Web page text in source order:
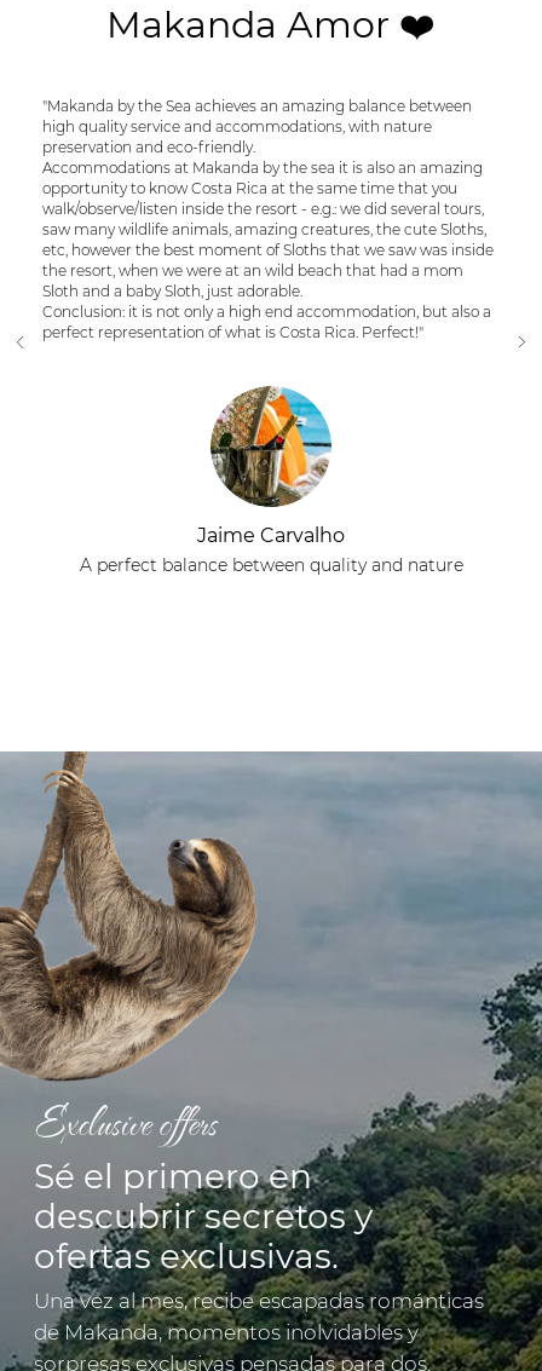
Makanda Amor ❤️
"Makanda by the Sea achieves an amazing balance between
high quality service and accommodations, with nature
preservation and eco-friendly.
Accommodations at Makanda by the sea it is also an amazing
opportunity to know Costa Rica at the same time that you
walk/observe/listen inside the resort - e.g.: we did several tours,
saw many wildlife animals, amazing creatures, the cute Sloths,
etc, however the best moment of Sloths that we saw was inside
the resort, when we were at an wild beach that had a mom
Sloth and a baby Sloth, just adorable.
Conclusion: it is not only a high end accommodation, but also a
perfect representation of what is Costa Rica. Perfect!"
Jaime Carvalho
A perfect balance between quality and nature